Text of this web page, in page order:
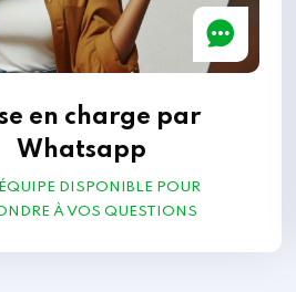
en charge par
Whatsapp
DISPONIBLE POUR
À VOS QUESTIONS